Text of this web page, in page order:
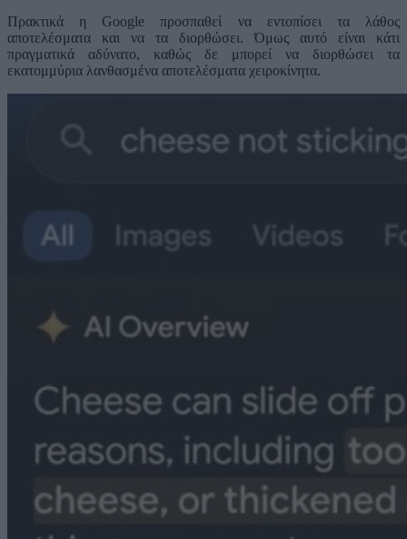
Πρακτικά η Google προσπαθεί να εντοπίσει τα λάθος
αποτελέσματα και να τα διορθώσει. Όμως αυτό είναι κάτι
πραγματικά αδύνατο, καθώς δε μπορεί να διορθώσει τα
εκατομμύρια λανθασμένα αποτελέσματα χειροκίνητα.